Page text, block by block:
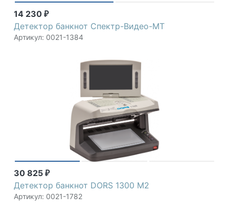
14 230 ₽
Детектор банкнот Спектр-Видео-МТ
Артикул: 0021-1384
30 825 ₽
Детектор банкнот DORS 1300 М2
Артикул: 0021-1782